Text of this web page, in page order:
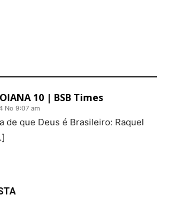
10 | BSB Times
No 9:07 am
de que Deus é Brasileiro: Raquel